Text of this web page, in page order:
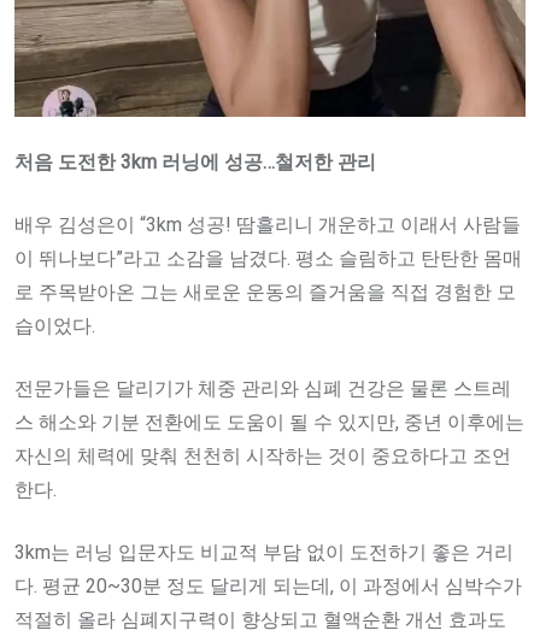
처음 도전한 3km 러닝에 성공…철저한 관리
배우 김성은이 “3km 성공! 땀흘리니 개운하고 이래서 사람들
이 뛰나보다”라고 소감을 남겼다. 평소 슬림하고 탄탄한 몸매
로 주목받아온 그는 새로운 운동의 즐거움을 직접 경험한 모
습이었다.
전문가들은 달리기가 체중 관리와 심폐 건강은 물론 스트레
스 해소와 기분 전환에도 도움이 될 수 있지만, 중년 이후에는
자신의 체력에 맞춰 천천히 시작하는 것이 중요하다고 조언
한다.
3km는 러닝 입문자도 비교적 부담 없이 도전하기 좋은 거리
다. 평균 20~30분 정도 달리게 되는데, 이 과정에서 심박수가
적절히 올라 심폐지구력이 향상되고 혈액순환 개선 효과도